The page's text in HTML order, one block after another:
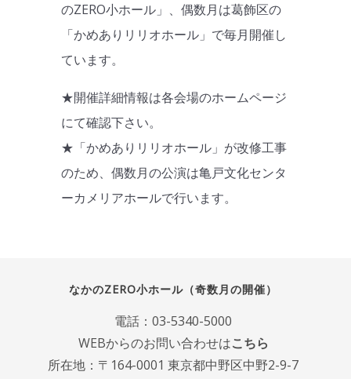
のZERO小ホール」、偶数月は葛飾区の
「かめありリリオホール」で毎月開催し
ています。
★開催詳細情報は各会場のホームページ
にて確認下さい。
★「かめありリリオホール」が改修工事
のため、偶数月の公演は亀戸文化センタ
ーカメリアホールで行います。
なかのZERO小ホール（奇数月の開催）
電話：03-5340-5000
WEBからのお問い合わせはこちら
所在地：〒164-0001 東京都中野区中野2-9-7